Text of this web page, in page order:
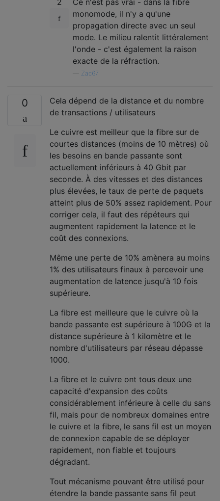
2
Ce n'est pas vrai - dans la fibre
monomode, il n'y a qu'une
propagation directe avec un seul
mode. Le milieu ralentit littéralement
l'onde - c'est également la raison
exacte de la réfraction.
Zac67
0
Cela dépend de la distance et du nombre
de transactions / utilisateurs
Le cuivre est meilleur que la fibre sur de
courtes distances (moins de 10 mètres) où
les besoins en bande passante sont
actuellement inférieurs à 40 Gbit par
seconde. À des vitesses et des distances
plus élevées, le taux de perte de paquets
atteint plus de 50% assez rapidement. Pour
corriger cela, il faut des répéteurs qui
augmentent rapidement la latence et le
coût des connexions.
Même une perte de 10% amènera au moins
1% des utilisateurs finaux à percevoir une
augmentation de latence jusqu'à 10 fois
supérieure.
La fibre est meilleure que le cuivre où la
bande passante est supérieure à 100G et la
distance supérieure à 1 kilomètre et le
nombre d'utilisateurs par réseau dépasse
1000.
La fibre et le cuivre ont tous deux une
capacité d'expansion des coûts
considérablement inférieure à celle du sans
fil, mais pour de nombreux domaines entre
le cuivre et la fibre, le sans fil est un moyen
de connexion capable de se déployer
rapidement, non fiable et toujours
dégradant.
Tout mécanisme pouvant être utilisé pour
étendre la bande passante sans fil peut